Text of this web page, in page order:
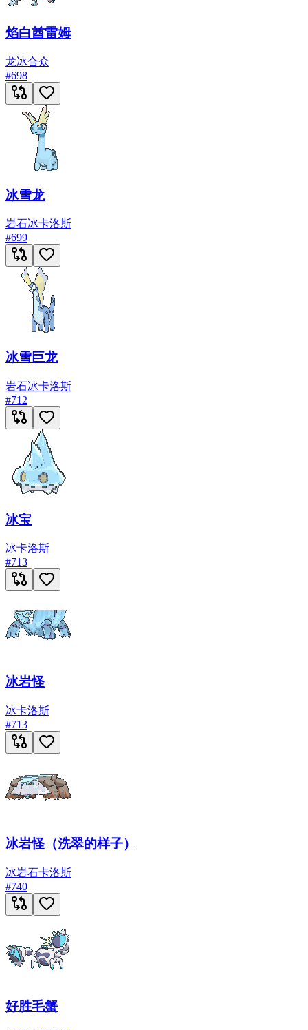
焰白酋雷姆
龙冰合众
#698
冰雪龙
岩石冰卡洛斯
#699
冰雪巨龙
岩石冰卡洛斯
#712
冰宝
冰卡洛斯
#713
冰岩怪
冰卡洛斯
#713
冰岩怪（洗翠的样子）
冰岩石卡洛斯
#740
好胜毛蟹